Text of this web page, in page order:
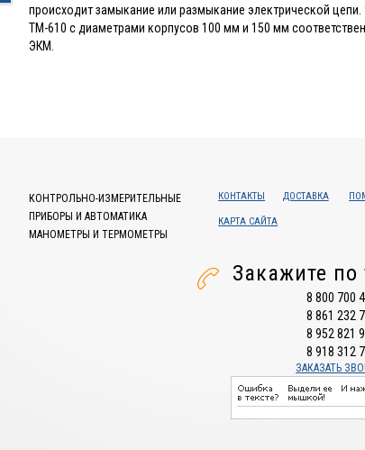
происходит замыкание или размыкание электрической
ТМ-610 с диаметрами корпусов 100 мм и 150 мм
ЭКМ.
КОНТРОЛЬНО-ИЗМЕРИТЕЛЬНЫЕ
ПРИБОРЫ И АВТОМАТИКА
МАНОМЕТРЫ И ТЕРМОМЕТРЫ
КОНТАКТЫ ДОСТАВКА
КАРТА САЙТА
Закажите по
8 800 700
8 861 232
8 952 821
8 918 312
ЗАКАЗАТЬ